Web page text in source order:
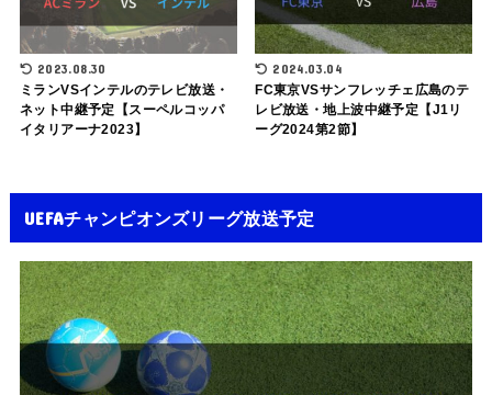
2023.08.30
ミランVSインテルのテレビ放送・
ネット中継予定【スーペルコッパ
イタリアーナ2023】
2024.03.04
FC東京VSサンフレッチェ広島のテ
レビ放送・地上波中継予定【J1リ
ーグ2024第2節】
UEFAチャンピオンズリーグ放送予定